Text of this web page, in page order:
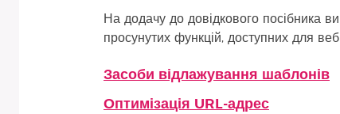
На додачу до довідкового посібника
просунутих функцій, доступних для
Статті розділу
Засоби відлажування шаблонів
Оптимізація URL-адрес